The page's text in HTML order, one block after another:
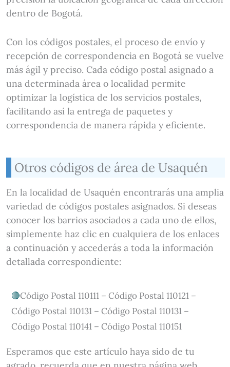
dentro de Bogotá.
Con los códigos postales, el proceso de envío y
recepción de correspondencia en Bogotá se vuelve
más ágil y preciso. Cada código postal asignado a
una determinada área o localidad permite
optimizar la logística de los servicios postales,
facilitando así la entrega de paquetes y
correspondencia de manera rápida y eficiente.
Otros códigos de área de Usaquén
En la localidad de Usaquén encontrarás una amplia
variedad de códigos postales asignados. Si deseas
conocer los barrios asociados a cada uno de ellos,
simplemente haz clic en cualquiera de los enlaces
a continuación y accederás a toda la información
detallada correspondiente:
Código Postal 110111 – Código Postal 110121 –
Código Postal 110131 – Código Postal 110131 –
Código Postal 110141 – Código Postal 110151
Esperamos que este artículo haya sido de tu